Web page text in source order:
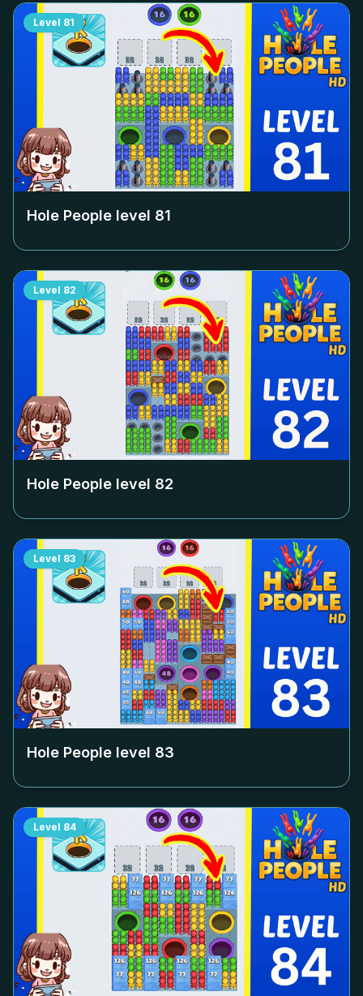
Level 81
Hole People level 81
Level 82
Hole People level 82
Level 83
Hole People level 83
Level 84